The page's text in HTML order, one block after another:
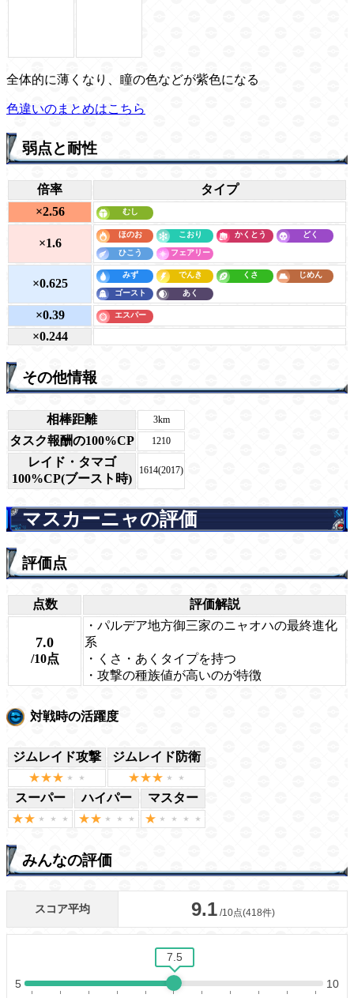
全体的に薄くなり、瞳の色などが紫色になる
色違いのまとめはこちら
弱点と耐性
倍率
タイプ
×2.56
×1.6
×0.625
×0.39
×0.244
その他情報
相棒距離 3km
タスク報酬の100%CP 1210
レイド・タマゴ
100%CP(ブースト時)
1614(2017)
マスカーニャの評価
評価点
点数 評価解説
7.0
/10点
・パルデア地方御三家のニャオハの最終進化
系
・くさ・あくタイプを持つ
・攻撃の種族値が高いのが特徴
対戦時の活躍度
ジムレイド攻撃 ジムレイド防衛
スーパー ハイパー マスター
みんなの評価